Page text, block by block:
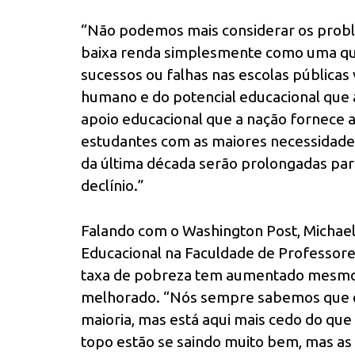
“Não podemos mais considerar os
baixa renda simplesmente como uma
sucessos ou falhas nas escolas
humano e do potencial educacional
apoio educacional que a nação fornece
estudantes com as maiores
da última década serão prolongadas
declínio.”
Falando com o Washington Post,
Educacional na Faculdade de
taxa de pobreza tem aumentado
melhorado. “Nós sempre sabemos
maioria, mas está aqui mais cedo do
topo estão se saindo muito bem, mas